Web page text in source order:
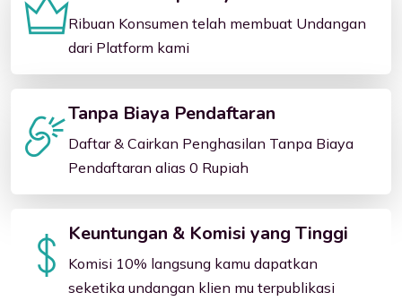
Ribuan Konsumen telah membuat Undangan
dari Platform kami
Tanpa Biaya Pendaftaran
Daftar & Cairkan Penghasilan Tanpa Biaya
Pendaftaran alias 0 Rupiah
Keuntungan & Komisi yang Tinggi
Komisi 10% langsung kamu dapatkan
seketika undangan klien mu terpublikasi